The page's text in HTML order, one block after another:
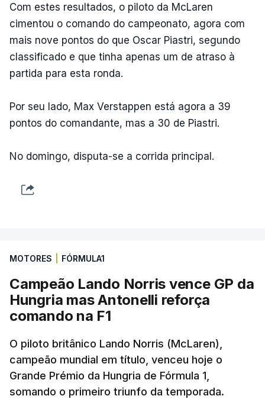
Com estes resultados, o piloto da McLaren
cimentou o comando do campeonato, agora com
mais nove pontos do que Oscar Piastri, segundo
classificado e que tinha apenas um de atraso à
partida para esta ronda.
Por seu lado, Max Verstappen está agora a 39
pontos do comandante, mas a 30 de Piastri.
No domingo, disputa-se a corrida principal.
MOTORES FÓRMULA1
Campeão Lando Norris vence GP da
Hungria mas Antonelli reforça
comando na F1
O piloto britânico Lando Norris (McLaren),
campeão mundial em título, venceu hoje o
Grande Prémio da Hungria de Fórmula 1,
somando o primeiro triunfo da temporada.